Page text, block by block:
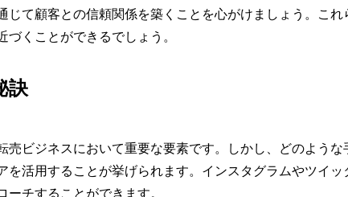
て顧客との信頼関係を築くことを心がけましょう。これ
くことができるでしょう。
訣
ビジネスにおいて重要な要素です。しかし、どのような
活用することが挙げられます。インスタグラムやツイッ
チすることができます。